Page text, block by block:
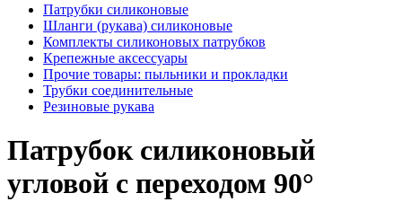
Патрубки силиконовые
Шланги (рукава) силиконовые
Комплекты силиконовых патрубков
Крепежные аксессуары
Прочие товары: пыльники и прокладки
Трубки соединительные
Резиновые рукава
Патрубок силиконовый
угловой с переходом 90°